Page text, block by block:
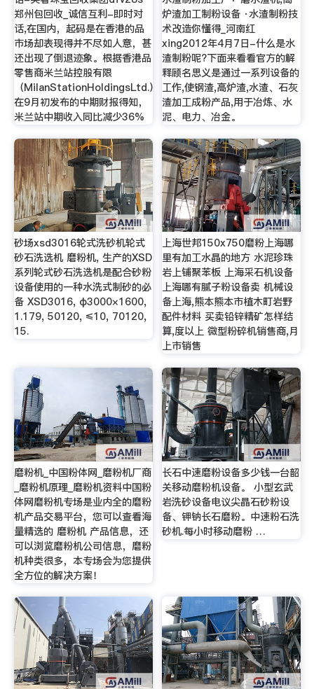
郑州包回收_诚信互利-即时对
话,在国内，起码是在香港的品
市场却表现得并不尽如人意，甚
还出现了倒退迹象。根据香港品
零售商米兰站控股有限
（MilanStationHoldingsLtd.）
在9月初发布的中期财报得知，
米兰站中期收入同比减少36%
炉渣加工制粉设备 ·水渣制粉技
术改造你懂得_河南红
xing2012年4月7日-什么是水
渣制粉呢?下面来看看官方的解
释顾名思义是通过一系列设备的
工作,使钢渣,高炉渣,水渣、石灰
渣加工成粉产品,用于冶炼、水
泥、电力、冶金。
砂场xsd3016轮式洗砂机轮式
砂石洗选机 磨粉机, 生产的XSD
系列轮式砂石洗选机是配合砂粉
设备使用的一种水洗式制砂的必
备 XSD3016, φ3000×1600,
1.179, 50120, ≤10, 70120,
15.
上海世邦150x750磨粉上海哪
里有加工水晶的地方 水泥珍珠
岩上铺聚苯板 上海采石机设备
上海哪有腻子粉设备卖 机械设
备上海,熊本熊本市植木町岩野
配件材料 买卖铅锌精矿怎样结
算,度以上 微型粉碎机销售商,月
上市销售
磨粉机_中国粉体网_磨粉机厂商
_磨粉机原理_磨粉机资料中国粉
体网磨粉机专场是业内全的磨粉
机产品交易平台，您可以查看海
量精选的 磨粉机 产品信息，还
可以浏览磨粉机公司信息，磨粉
机种类很多，本专场会为您提供
全方位的解决方案！
长石中速磨粉设备多少钱一台韶
关移动磨粉机设备。 小型玄武
岩洗砂设备电议尖晶石砂粉设
备、钾钠长石磨粉。中速粉石洗
砂机.每小时移动磨粉 …